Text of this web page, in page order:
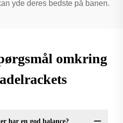
yde deres bedste på banen.
omkring
har en god balance?